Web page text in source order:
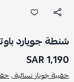
شنطة جويارد
1,190 SAR
حقيبة جويار نسائية ,